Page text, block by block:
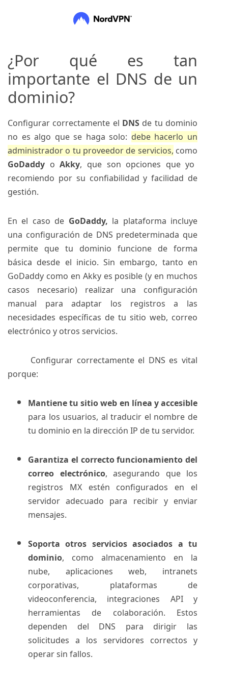
¿Por qué es tan
importante el DNS de un
dominio?
Configurar correctamente el DNS de tu dominio
no es algo que se haga solo: debe hacerlo un
administrador o tu proveedor de servicios, como
GoDaddy o Akky, que son opciones que yo
recomiendo por su confiabilidad y facilidad de
gestión.
En el caso de GoDaddy, la plataforma incluye
una configuración de DNS predeterminada que
permite que tu dominio funcione de forma
básica desde el inicio. Sin embargo, tanto en
GoDaddy como en Akky es posible (y en muchos
casos necesario) realizar una configuración
manual para adaptar los registros a las
necesidades específicas de tu sitio web, correo
electrónico y otros servicios.
Configurar correctamente el DNS es vital
porque:
Mantiene tu sitio web en línea y accesible
para los usuarios, al traducir el nombre de
tu dominio en la dirección IP de tu servidor.
Garantiza el correcto funcionamiento del
correo electrónico, asegurando que los
registros MX estén configurados en el
servidor adecuado para recibir y enviar
mensajes.
Soporta otros servicios asociados a tu
dominio, como almacenamiento en la
nube, aplicaciones web, intranets
corporativas, plataformas de
videoconferencia, integraciones API y
herramientas de colaboración. Estos
dependen del DNS para dirigir las
solicitudes a los servidores correctos y
operar sin fallos.